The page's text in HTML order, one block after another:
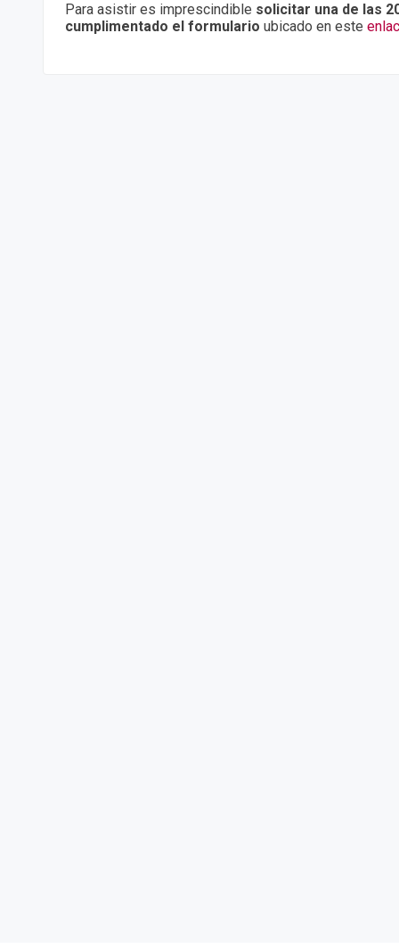
Para asistir es imprescindible solicitar una de las
cumplimentado el formulario ubicado en este